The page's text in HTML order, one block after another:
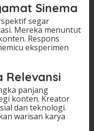
Sinema
segar
Mereka menuntut
Respons
eksperimen
Relevansi
panjang
konten. Kreator
dan teknologi.
warisan karya